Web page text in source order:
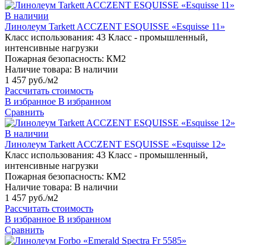
В наличии
Линолеум Tarkett ACCZENT ESQUISSE «Esquisse 11»
Класс использования: 43 Класс - промышленный,
интенсивные нагрузки
Пожарная безопасность: КМ2
Наличие товара: В наличии
1 457 руб./м2
Рассчитать стоимость
В избранное В избранном
Сравнить
В наличии
Линолеум Tarkett ACCZENT ESQUISSE «Esquisse 12»
Класс использования: 43 Класс - промышленный,
интенсивные нагрузки
Пожарная безопасность: КМ2
Наличие товара: В наличии
1 457 руб./м2
Рассчитать стоимость
В избранное В избранном
Сравнить